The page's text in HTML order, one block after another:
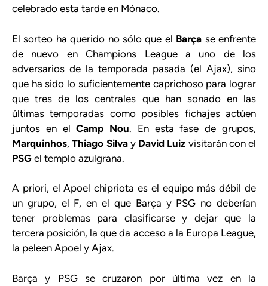
celebrado esta tarde en Mónaco.
El sorteo ha querido no sólo que el Barça se enfrente
de nuevo en Champions League a uno de los
adversarios de la temporada pasada (el Ajax), sino
que ha sido lo suficientemente caprichoso para lograr
que tres de los centrales que han sonado en las
últimas temporadas como posibles fichajes actúen
juntos en elCamp Nou. En esta fase de grupos,
Marquinhos,Thiago Silvay David Luiz visitarán con el
PSG el templo azulgrana.
A priori, el Apoel chipriota es el equipo más débil de
un grupo, el F, en el que Barça y PSG no deberían
tener problemas para clasificarse y dejar que la
tercera posición, la que da acceso a la Europa League,
la peleen Apoel y Ajax.
Barça y PSG se cruzaron por última vez en la